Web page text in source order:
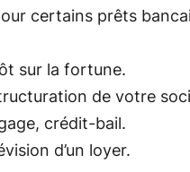
certains prêts
sur la fortune.
de votre
crédit-bail.
d’un loyer.